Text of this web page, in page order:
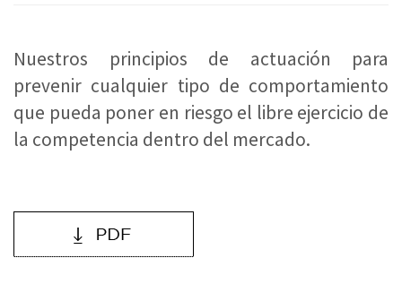
Nuestros principios de actuación para
prevenir cualquier tipo de comportamiento
que pueda poner en riesgo el libre ejercicio de
la competencia dentro del mercado.